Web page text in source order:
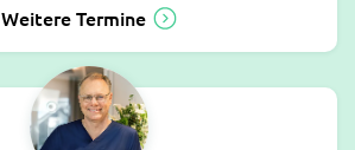
Weitere Termine